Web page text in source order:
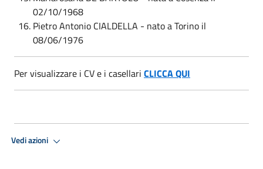
02/10/1968
Pietro Antonio CIALDELLA - nato a Torino il
08/06/1976
Per visualizzare i CV e i casellari CLICCA QUI
Vedi azioni